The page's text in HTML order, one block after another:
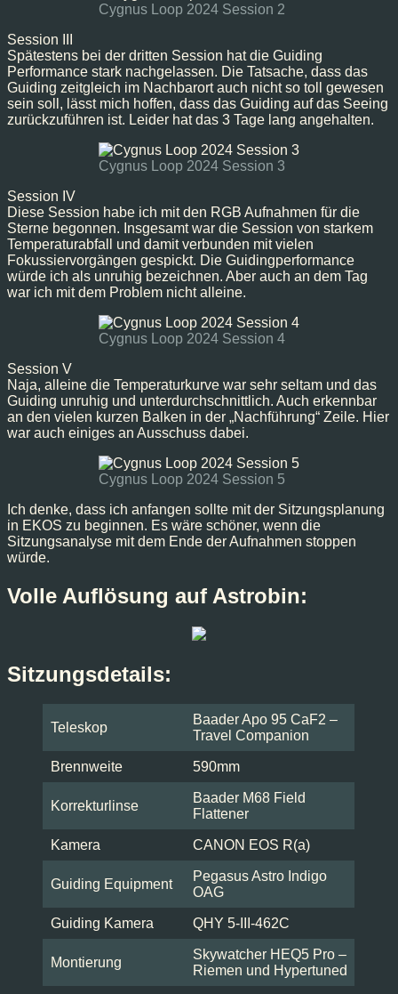
Cygnus Loop 2024 Session 2
Session III
Spätestens bei der dritten Session hat die Guiding
Performance stark nachgelassen. Die Tatsache, dass das
Guiding zeitgleich im Nachbarort auch nicht so toll gewesen
sein soll, lässt mich hoffen, dass das Guiding auf das Seeing
zurückzuführen ist. Leider hat das 3 Tage lang angehalten.
Cygnus Loop 2024 Session 3
Session IV
Diese Session habe ich mit den RGB Aufnahmen für die
Sterne begonnen. Insgesamt war die Session von starkem
Temperaturabfall und damit verbunden mit vielen
Fokussiervorgängen gespickt. Die Guidingperformance
würde ich als unruhig bezeichnen. Aber auch an dem Tag
war ich mit dem Problem nicht alleine.
Cygnus Loop 2024 Session 4
Session V
Naja, alleine die Temperaturkurve war sehr seltam und das
Guiding unruhig und unterdurchschnittlich. Auch erkennbar
an den vielen kurzen Balken in der „Nachführung“ Zeile. Hier
war auch einiges an Ausschuss dabei.
Cygnus Loop 2024 Session 5
Ich denke, dass ich anfangen sollte mit der Sitzungsplanung
in EKOS zu beginnen. Es wäre schöner, wenn die
Sitzungsanalyse mit dem Ende der Aufnahmen stoppen
würde.
Volle Auflösung auf Astrobin:
Sitzungsdetails:
Teleskop
Baader Apo 95 CaF2 –
Travel Companion
Brennweite 590mm
Korrekturlinse
Baader M68 Field
Flattener
Kamera CANON EOS R(a)
Guiding Equipment
Pegasus Astro Indigo
OAG
Guiding Kamera QHY 5-III-462C
Montierung
Skywatcher HEQ5 Pro –
Riemen und Hypertuned